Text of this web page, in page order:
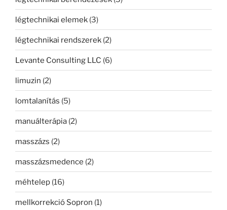
légtechnikai elemek (3)
légtechnikai rendszerek (2)
Levante Consulting LLC (6)
limuzin (2)
lomtalanítás (5)
manuálterápia (2)
masszázs (2)
masszázsmedence (2)
méhtelep (16)
mellkorrekció Sopron (1)